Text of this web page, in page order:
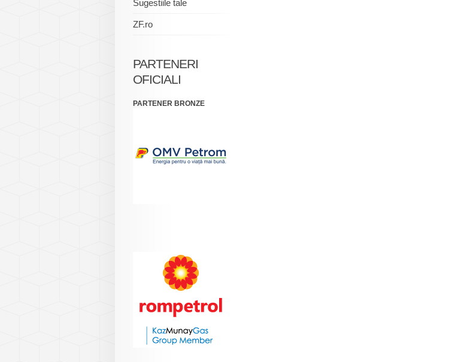
Sugestiile tale
ZF.ro
PARTENERI
OFICIALI
PARTENER BRONZE